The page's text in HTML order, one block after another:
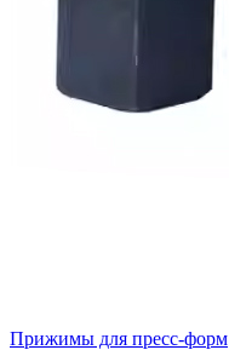
Прижимы для пресс-форм